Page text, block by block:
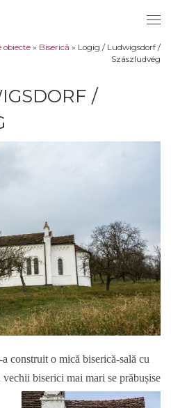
obiecte » Biserică » Logig / Ludwigsdorf /
Szászludvég
/
construit o mică biserică-sală cu
biserici mai mari se prăbușise